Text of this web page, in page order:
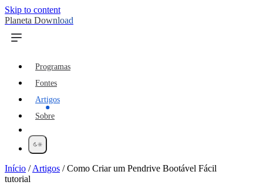
Skip to content
Planeta Download
Programas
Fontes
Artigos
Sobre
Início /Artigos /Como Criar um Pendrive Bootável Fácil
tutorial